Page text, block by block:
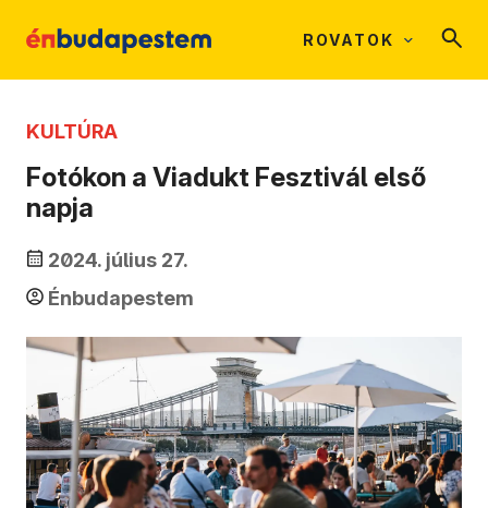
ROVATOK
KULTÚRA
Fotókon a Viadukt Fesztivál első
napja
2024. július 27.
Énbudapestem